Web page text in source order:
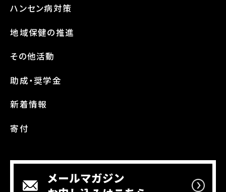
ハンセン病対策
地域保健の推進
その他活動
助成・奨学金
新着情報
寄付
メールマガジン